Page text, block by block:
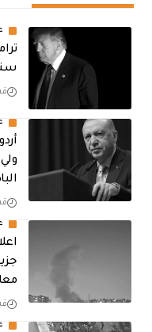
قبل
قبل
قبل